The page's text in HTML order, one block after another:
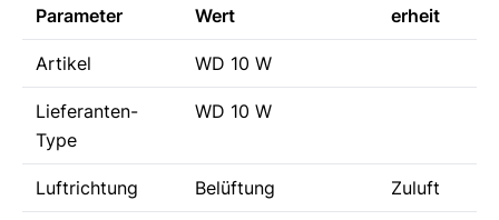
Parameter Wert
erheit
Artikel WD 10 W
Lieferanten-
Type
WD 10 W
Luftrichtung Belüftung Zuluft